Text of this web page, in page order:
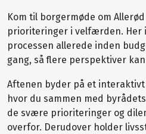
Kom til borgermøde om
prioriteringer i velfærden. Her
processen allerede inden
gang, så flere perspektiver
Aftenen byder på et
hvor du sammen med
de svære prioriteringer og
overfor. Derudover holder